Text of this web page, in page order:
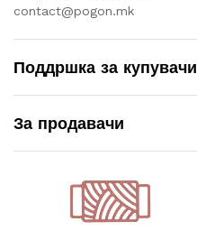
contact@pogon.mk
Поддршка за купувачи
За продавачи